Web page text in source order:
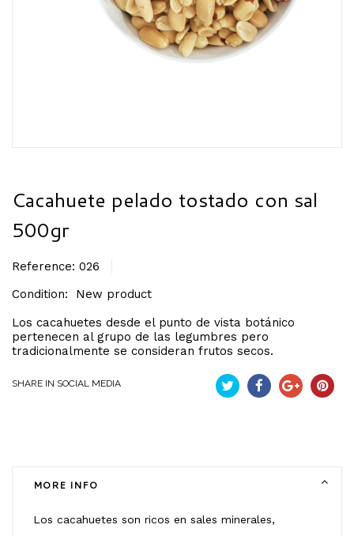
Cacahuete pelado tostado con sal
500gr
Reference: 026
Condition:
New product
Los cacahuetes desde el punto de vista botánico
pertenecen al grupo de las legumbres pero
tradicionalmente se consideran frutos secos.
SHARE IN SOCIAL MEDIA
MORE INFO
Los cacahuetes son ricos en sales minerales,